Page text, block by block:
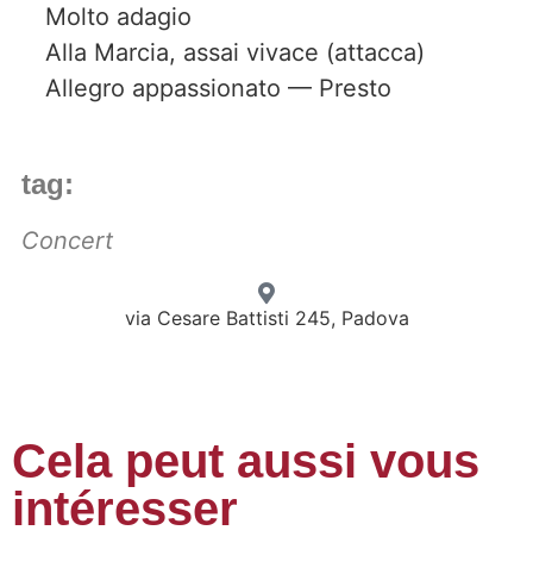
Molto adagio
Alla Marcia, assai vivace (attacca)
Allegro appassionato — Presto
tag:
Concert
via Cesare Battisti 245, Padova
Cela peut aussi vous
intéresser